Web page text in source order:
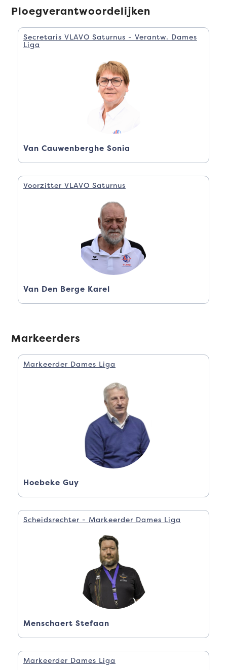
Ploegverantwoordelijken
Secretaris VLAVO Saturnus - Verantw. Dames
Liga
Van Cauwenberghe Sonia
Voorzitter VLAVO Saturnus
Van Den Berge Karel
Markeerders
Markeerder Dames Liga
Hoebeke Guy
Scheidsrechter - Markeerder Dames Liga
Menschaert Stefaan
Markeerder Dames Liga